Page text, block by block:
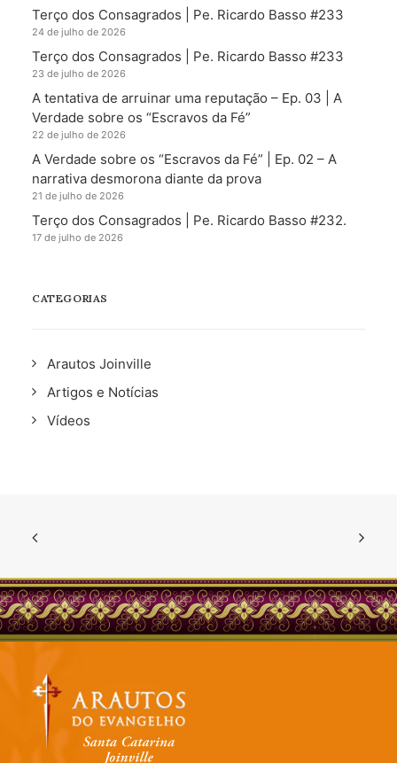
Terço dos Consagrados | Pe. Ricardo Basso #233
24 de julho de 2026
Terço dos Consagrados | Pe. Ricardo Basso #233
23 de julho de 2026
A tentativa de arruinar uma reputação – Ep. 03 | A
Verdade sobre os “Escravos da Fé”
22 de julho de 2026
A Verdade sobre os “Escravos da Fé” | Ep. 02 – A
narrativa desmorona diante da prova
21 de julho de 2026
Terço dos Consagrados | Pe. Ricardo Basso #232.
17 de julho de 2026
CATEGORIAS
Arautos Joinville
Artigos e Notícias
Vídeos